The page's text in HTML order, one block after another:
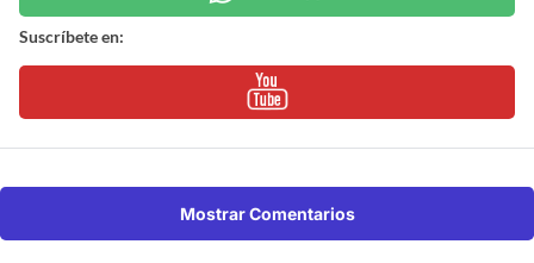
Suscríbete en:
Mostrar Comentarios